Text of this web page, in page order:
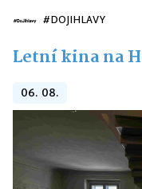
#DOJIHLAVY
Letní kina na
06. 08.